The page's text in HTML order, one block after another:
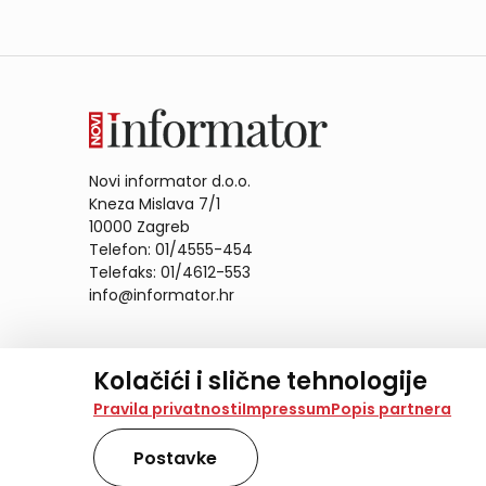
Kolačići i slične tehnologije
Na našoj web stranici koristimo kolačiće i slične
analiziramo promet na stranici te prikazujemo
također koriste ove tehnologije.
Odabirom opcije „Samo nužno“ prihvaćate samo
Pravila privatnostiImpressumPopis partnera
Postavke
Novi informator d.o.o.
Kneza Mislava 7/1
10000 Zagreb
Telefon: 01/4555-454
Telefaks: 01/4612-553
info@informator.hr